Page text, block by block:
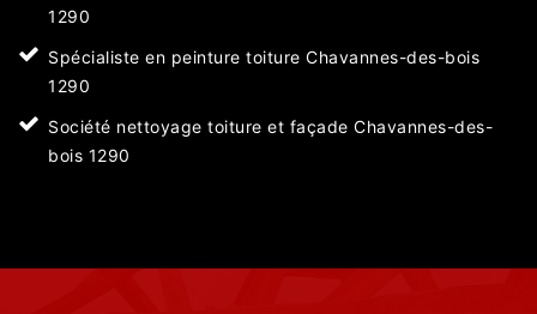
1290
Spécialiste en peinture toiture Chavannes-des-bois
1290
Société nettoyage toiture et façade Chavannes-des-
bois 1290